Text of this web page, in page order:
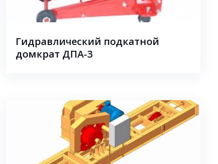
Гидравлический подкатной
домкрат ДПА-3